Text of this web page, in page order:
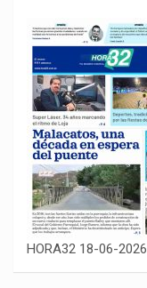
HORA32 18-06-2026